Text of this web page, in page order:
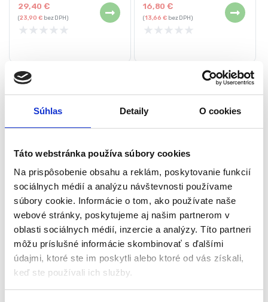
Súhlas Detaily O cookies
Táto webstránka používa súbory cookies
Na prispôsobenie obsahu a reklám, poskytovanie funkcií
sociálnych médií a analýzu návštevnosti používame
súbory cookie. Informácie o tom, ako používate naše
webové stránky, poskytujeme aj našim partnerom v
oblasti sociálnych médií, inzercie a analýzy. Títo partneri
môžu príslušné informácie skombinovať s ďalšími
údajmi, ktoré ste im poskytli alebo ktoré od vás získali,
keď ste používali ich služby.
Rozmery: (dĺžka / šírka / výška):
32,5cm / 29cm /60 cm
29,40€
(23,90€bez DPH)
★ ★ ★ ★ ★
16,80€
(13,66€bez DPH)
★ ★ ★ ★ ★
Hry na profesie
bábikou | ružová
Aktuálne vypredané
Vek: 3+
Hry na profesie
multi